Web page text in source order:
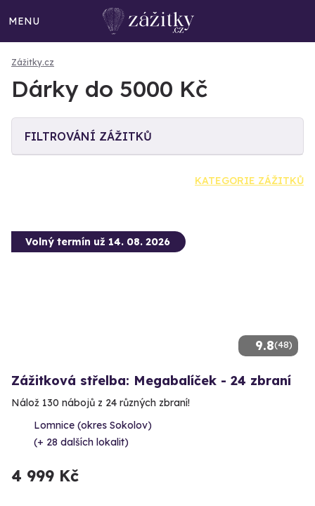
MENU
Zážitky.cz
Dárky do 5000 Kč
FILTROVÁNÍ ZÁŽITKŮ
KATEGORIE ZÁŽITKŮ
9.8(48)
Volný termín už 14. 08. 2026
Zážitková střelba: Megabalíček - 24 zbraní
Nálož 130 nábojů z 24 různých zbraní!
Lomnice (okres Sokolov)
(+ 28 dalších lokalit)
4 999 Kč